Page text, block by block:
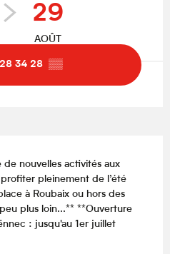
29
AOÛT
34 28 ▒▒
nouvelles activités aux
pleinement de l’été
à Roubaix ou hors des
plus loin...** **Ouverture
: jusqu'au 1er juillet